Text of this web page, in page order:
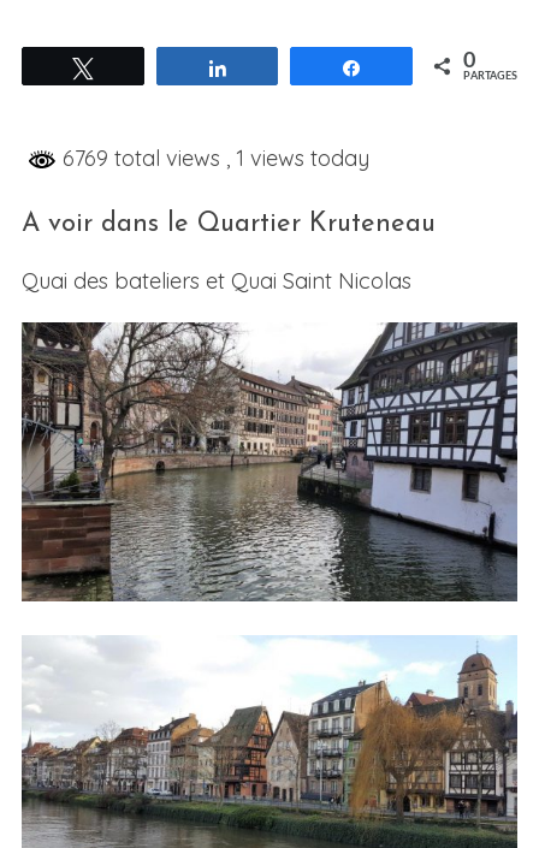
Partagez 0
PARTAGES
6769 total views , 1 views today
A voir dans le Quartier Kruteneau
Quai des bateliers et Quai Saint Nicolas